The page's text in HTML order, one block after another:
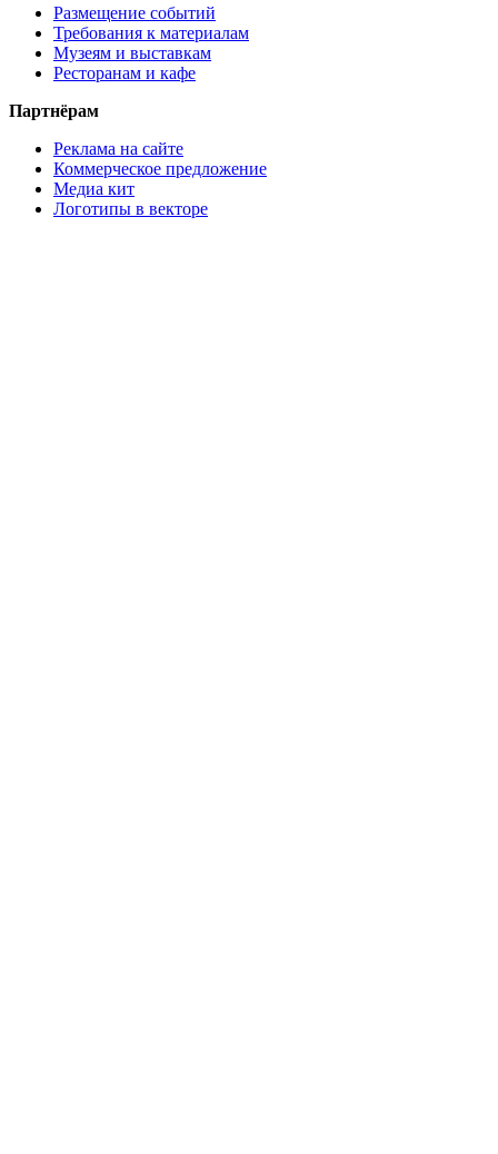
Размещение событий
Требования к материалам
Музеям и выставкам
Ресторанам и кафе
Партнёрам
Реклама на сайте
Коммерческое предложение
Медиа кит
Логотипы в векторе